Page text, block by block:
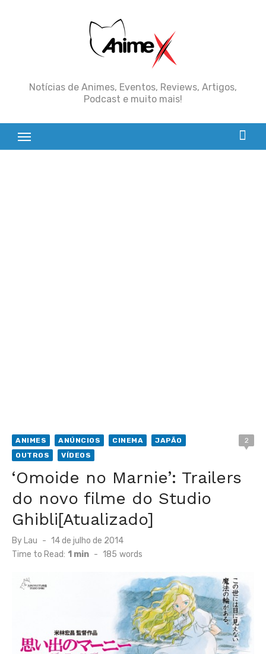
Notícias de Animes, Eventos, Reviews, Artigos,
Podcast e muito mais!
ANIMES ANÚNCIOS CINEMA
JAPÃO
OUTROS
VÍDEOS
2
‘Omoide no Marnie’: Trailers
do novo filme do Studio
Ghibli[Atualizado]
By Lau
Posted
on
14 de julho de 2014
Time to Read: 1 min - 185 words